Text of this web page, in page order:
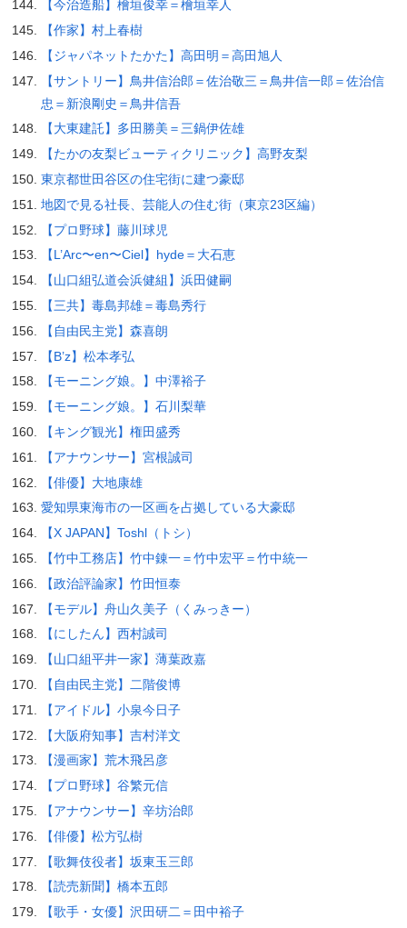
【今治造船】檜垣俊幸＝檜垣幸人
【作家】村上春樹
【ジャパネットたかた】高田明＝高田旭人
【サントリー】鳥井信治郎＝佐治敬三＝鳥井信一郎＝佐治信
忠＝新浪剛史＝鳥井信吾
【大東建託】多田勝美＝三鍋伊佐雄
【たかの友梨ビューティクリニック】高野友梨
東京都世田谷区の住宅街に建つ豪邸
地図で見る社長、芸能人の住む街（東京23区編）
【プロ野球】藤川球児
【L’Arc〜en〜Ciel】hyde＝大石恵
【山口組弘道会浜健組】浜田健嗣
【三共】毒島邦雄＝毒島秀行
【自由民主党】森喜朗
【B’z】松本孝弘
【モーニング娘。】中澤裕子
【モーニング娘。】石川梨華
【キング観光】権田盛秀
【アナウンサー】宮根誠司
【俳優】大地康雄
愛知県東海市の一区画を占拠している大豪邸
【X JAPAN】Toshl（トシ）
【竹中工務店】竹中錬一＝竹中宏平＝竹中統一
【政治評論家】竹田恒泰
【モデル】舟山久美子（くみっきー）
【にしたん】西村誠司
【山口組平井一家】薄葉政嘉
【自由民主党】二階俊博
【アイドル】小泉今日子
【大阪府知事】吉村洋文
【漫画家】荒木飛呂彦
【プロ野球】谷繁元信
【アナウンサー】辛坊治郎
【俳優】松方弘樹
【歌舞伎役者】坂東玉三郎
【読売新聞】橋本五郎
【歌手・女優】沢田研二＝田中裕子